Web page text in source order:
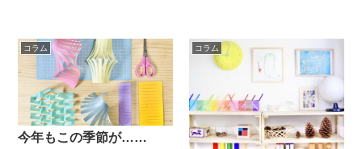
コラム
今年もこの季節が……
コラム